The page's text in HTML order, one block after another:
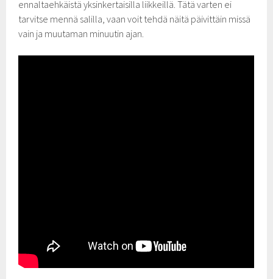
ennaltaehkäistä yksinkertaisilla liikkeillä. Tätä varten ei
tarvitse mennä salilla, vaan voit tehdä näitä päivittäin missä
vain ja muutaman minuutin ajan.